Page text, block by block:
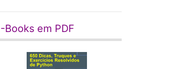
Books em PDF